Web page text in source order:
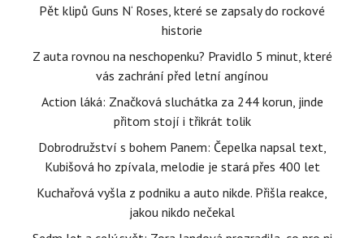
Pět klipů Guns N‘ Roses, které se zapsaly do rockové
historie
Z auta rovnou na neschopenku? Pravidlo 5 minut, které
vás zachrání před letní angínou
Action láká: Značková sluchátka za 244 korun, jinde
přitom stojí i třikrát tolik
Dobrodružství s bohem Panem: Čepelka napsal text,
Kubišová ho zpívala, melodie je stará přes 400 let
Kuchařová vyšla z podniku a auto nikde. Přišla reakce,
jakou nikdo nečekal